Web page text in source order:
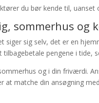
du bør kende til,
sommerhus og
siger sig selv, det er en
pengene i tide,
og i din friværdi.
at matche din ansøgning